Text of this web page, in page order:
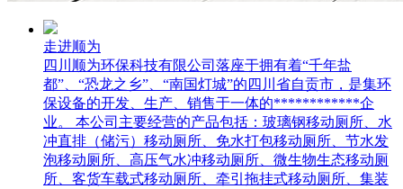
走进顺为
四川顺为环保科技有限公司落座于拥有着“千年盐
都”、“恐龙之乡”、“南国灯城”的四川省自贡市，是集环
保设备的开发、生产、销售于一体的************企
业。 本公司主要经营的产品包括：玻璃钢移动厕所、水
冲直排（储污）移动厕所、免水打包移动厕所、节水发
泡移动厕所、高压气水冲移动厕所、微生物生态移动厕
所、客货车载式移动厕所、牵引拖挂式移动厕所、集装